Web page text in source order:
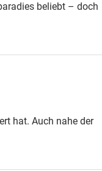
beliebt – doch
hat. Auch nahe der